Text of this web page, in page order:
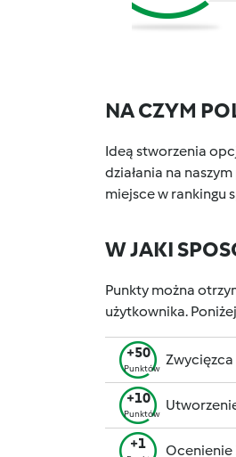
NA CZYM
Ideą stworzenia
działania na
miejsce w rankingu
W JAKI
Punkty można
użytkownika.
+50
Punktów
+10
Punktów
+1 Ocenienie